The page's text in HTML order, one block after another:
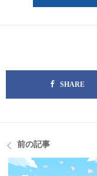
SHARE
前の記事